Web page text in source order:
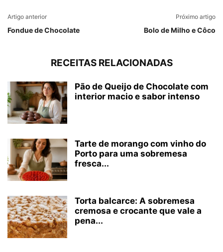
Artigo anterior
Fondue de Chocolate
Próximo artigo
Bolo de Milho e Côco
RECEITAS RELACIONADAS
Pão de Queijo de Chocolate com
interior macio e sabor intenso
Tarte de morango com vinho do
Porto para uma sobremesa
fresca...
Torta balcarce: A sobremesa
cremosa e crocante que vale a
pena...